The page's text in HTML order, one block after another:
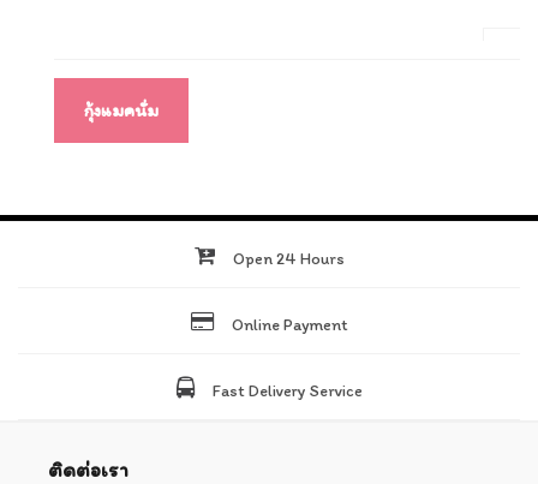
เรื่องกุ้งแมคนั่ม
Open 24 Hours
Online Payment
Fast Delivery Service
ติดต่อเรา